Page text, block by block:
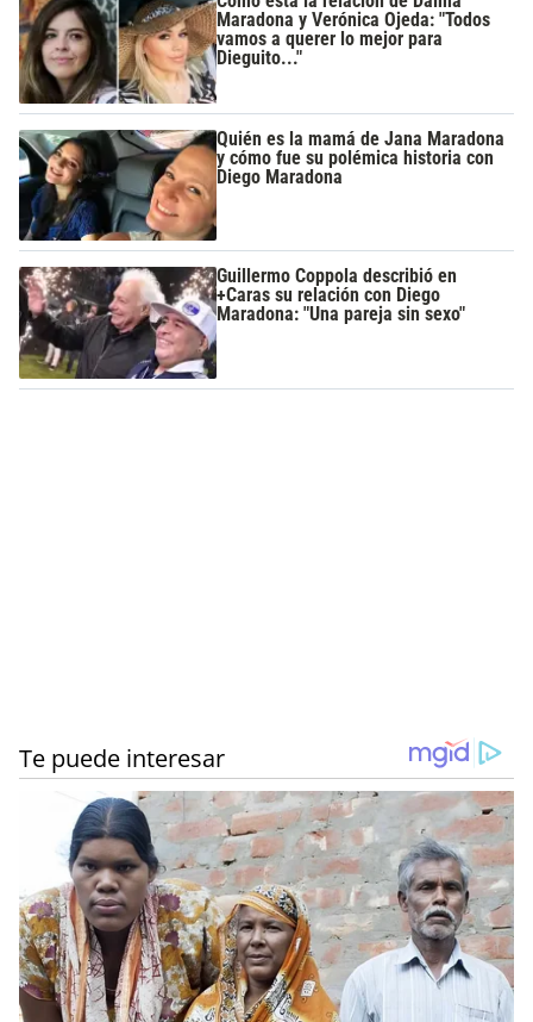
Maradona y Verónica Ojeda: "Todos
vamos a querer lo mejor para
Dieguito..."
Quién es la mamá de Jana Maradona
y cómo fue su polémica historia con
Diego Maradona
Guillermo Coppola describió en
+Caras su relación con Diego
Maradona: "Una pareja sin sexo"